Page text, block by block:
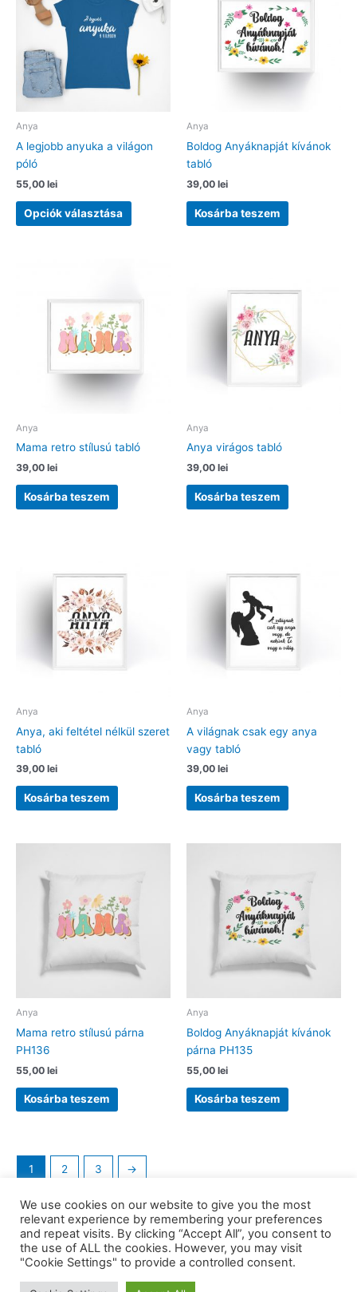
változatok
a
választhatók
A
változatok
a
Anya
A legjobb anyuka a világon
póló
55,00 lei
Opciók választása
Ennek
a
Anya
Boldog Anyáknapját kívánok
tabló
39,00 lei
Kosárba teszem
Anya
Mama retro stílusú tabló
39,00 lei
Kosárba teszem
Anya
Anya virágos tabló
39,00 lei
Kosárba teszem
Anya
Anya, aki feltétel nélkül szeret
tabló
39,00 lei
Kosárba teszem
Anya
A világnak csak egy anya
vagy tabló
39,00 lei
Kosárba teszem
Anya
Mama retro stílusú párna
PH136
55,00 lei
Kosárba teszem
Anya
Boldog Anyáknapját kívánok
párna PH135
55,00 lei
Kosárba teszem
1 2 3 →
Copyright © 2026 barkaerdely.ro | Powered byAstra WordPress
We use cookies on our website to give you the most
relevant experience by remembering your preferences
and repeat visits. By clicking “Accept All”, you consent to
the use of ALL the cookies. However, you may visit
"Cookie Settings" to provide a controlled consent.